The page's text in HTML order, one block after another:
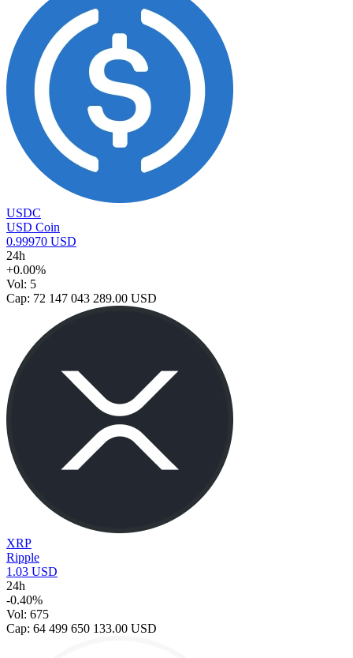
USDC
USD Coin
0.99970 USD
24h
+0.00%
Vol: 5
Cap: 72 147 043 289.00 USD
XRP
Ripple
1.03 USD
24h
-0.40%
Vol: 675
Cap: 64 499 650 133.00 USD